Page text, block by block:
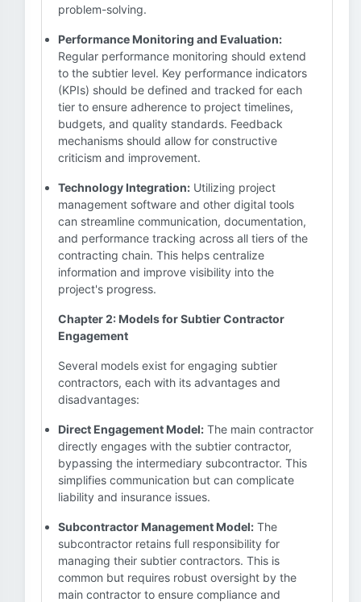
problem-solving.
Performance Monitoring and Evaluation:
Regular performance monitoring should extend
to the subtier level. Key performance indicators
(KPIs) should be defined and tracked for each
tier to ensure adherence to project timelines,
budgets, and quality standards. Feedback
mechanisms should allow for constructive
criticism and improvement.
Technology Integration: Utilizing project
management software and other digital tools
can streamline communication, documentation,
and performance tracking across all tiers of the
contracting chain. This helps centralize
information and improve visibility into the
project's progress.
Chapter 2: Models for Subtier Contractor
Engagement
Several models exist for engaging subtier
contractors, each with its advantages and
disadvantages:
Direct Engagement Model: The main contractor
directly engages with the subtier contractor,
bypassing the intermediary subcontractor. This
simplifies communication but can complicate
liability and insurance issues.
Subcontractor Management Model: The
subcontractor retains full responsibility for
managing their subtier contractors. This is
common but requires robust oversight by the
main contractor to ensure compliance and